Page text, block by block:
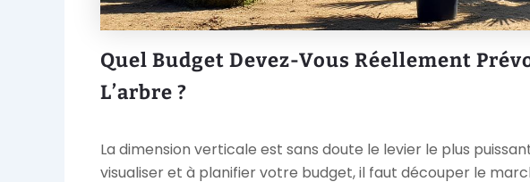
Quel Budget Devez-Vous Réellement
L’arbre ?
La dimension verticale est sans doute le levier le plus
visualiser et à planifier votre budget, il faut découper le